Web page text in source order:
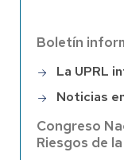
Boletín
La UPRL
Noticias
Congreso
Riesgos de